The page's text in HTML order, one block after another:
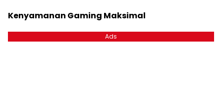
Kenyamanan Gaming Maksimal
Ads